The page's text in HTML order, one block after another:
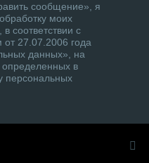
сообщение», я
моих
соответствии с
27.07.2006 года
данных», на
в
персональных